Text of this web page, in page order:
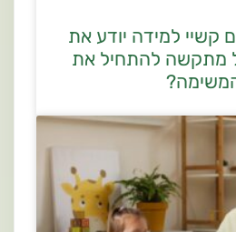
קשיי למידה יודע את
מתקשה להתחיל את